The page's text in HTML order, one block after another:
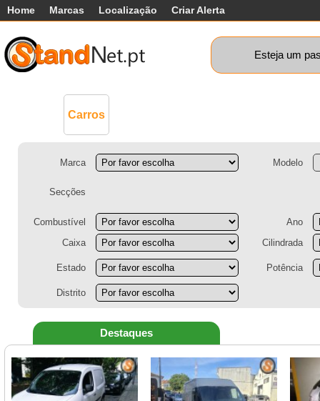
Home Marcas Localização Criar Alerta
Esteja um
Carros
Marca Modelo
Secções
Combustível
Ano
Caixa
Cilindrada
Estado Potência
Distrito
Destaques